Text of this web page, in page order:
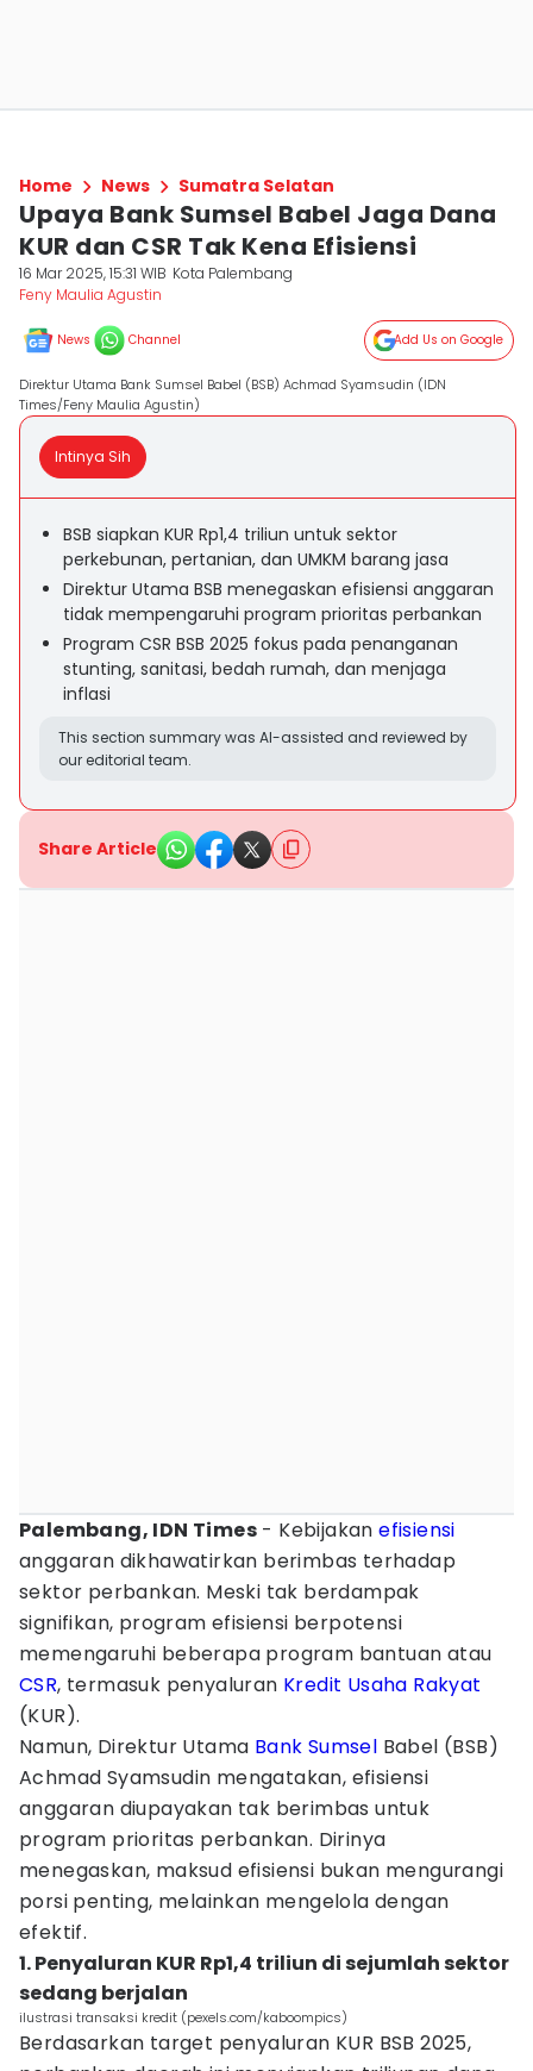
Home News Sumatra Selatan
Upaya Bank Sumsel Babel Jaga Dana
KUR dan CSR Tak Kena Efisiensi
16 Mar 2025, 15:31 WIB Kota Palembang
Feny Maulia Agustin
News Channel Add Us on Google
Direktur Utama Bank Sumsel Babel (BSB) Achmad Syamsudin (IDN
Times/Feny Maulia Agustin)
Intinya Sih
BSB siapkan KUR Rp1,4 triliun untuk sektor
perkebunan, pertanian, dan UMKM barang jasa
Direktur Utama BSB menegaskan efisiensi anggaran
tidak mempengaruhi program prioritas perbankan
Program CSR BSB 2025 fokus pada penanganan
stunting, sanitasi, bedah rumah, dan menjaga
inflasi
This section summary was AI-assisted and reviewed by
our editorial team.
Share Article
Palembang, IDN Times - Kebijakanefisiensi
anggaran dikhawatirkan berimbas terhadap
sektor perbankan. Meski tak berdampak
signifikan, program efisiensi berpotensi
memengaruhi beberapa program bantuan atau
CSR, termasuk penyaluran Kredit Usaha Rakyat
(KUR).
Namun, Direktur Utama Bank Sumsel Babel (BSB)
Achmad Syamsudin mengatakan, efisiensi
anggaran diupayakan tak berimbas untuk
program prioritas perbankan. Dirinya
menegaskan, maksud efisiensi bukan mengurangi
porsi penting, melainkan mengelola dengan
efektif.
1. Penyaluran KUR Rp1,4 triliun di sejumlah sektor
sedang berjalan
ilustrasi transaksi kredit (pexels.com/kaboompics)
Berdasarkan target penyaluran KUR BSB 2025,